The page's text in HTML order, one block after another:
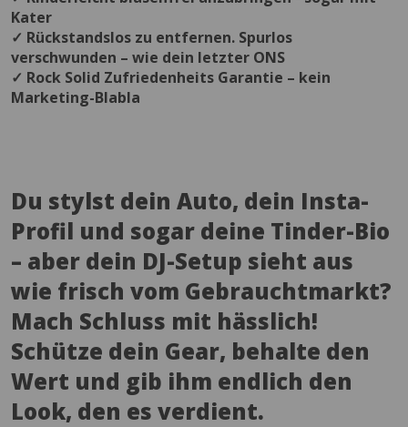
Kater
✓ Rückstandslos zu entfernen. Spurlos
verschwunden – wie dein letzter ONS
✓ Rock Solid Zufriedenheits Garantie – kein
Marketing-Blabla
Du stylst dein Auto, dein Insta-
Profil und sogar deine Tinder-Bio
– aber dein DJ-Setup sieht aus
wie frisch vom Gebrauchtmarkt?
Mach Schluss mit hässlich!
Schütze dein Gear, behalte den
Wert und gib ihm endlich den
Look, den es verdient.